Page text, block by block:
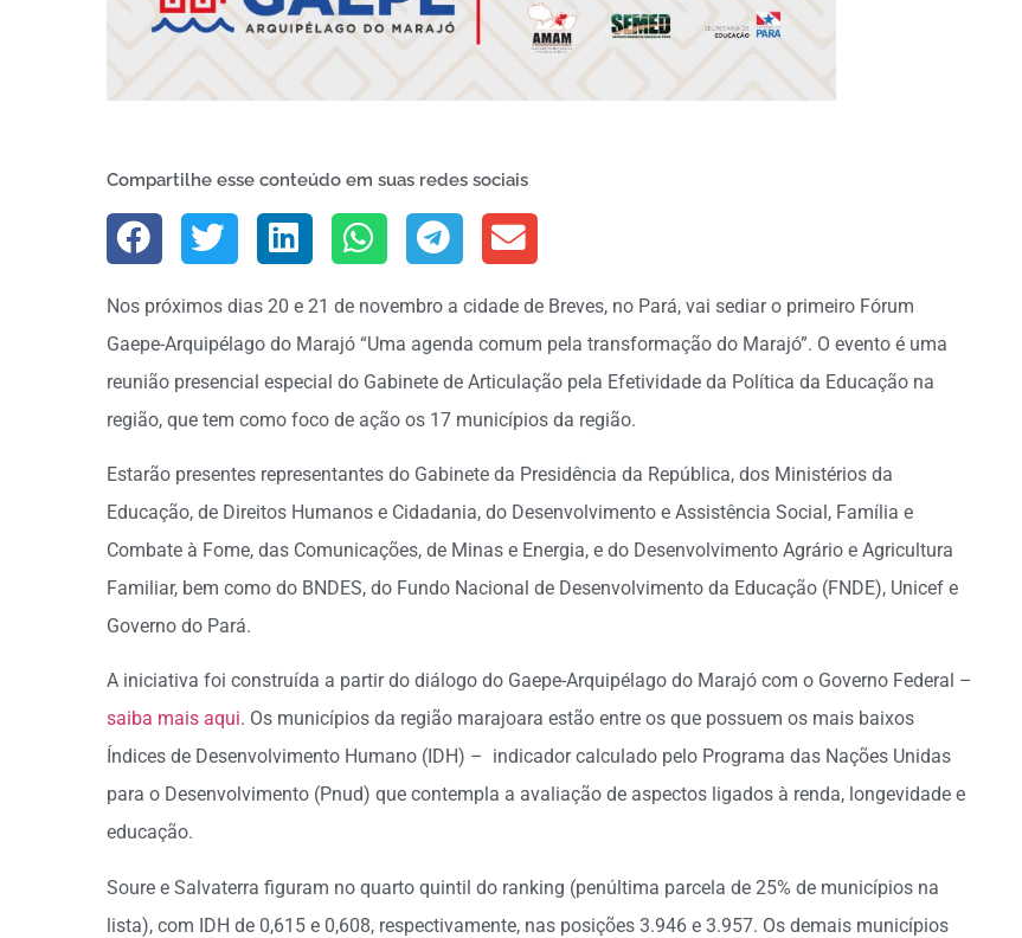
Compartilhe esse conteúdo em suas redes sociais
Nos próximos dias 20 e 21 de novembro a cidade de Breves, no Pará, vai sediar o primeiro Fórum
Gaepe-Arquipélago do Marajó “Uma agenda comum pela transformação do Marajó”. O evento é uma
reunião presencial especial do Gabinete de Articulação pela Efetividade da Política da Educação na
região, que tem como foco de ação os 17 municípios da região.
Estarão presentes representantes do Gabinete da Presidência da República, dos Ministérios da
Educação, de Direitos Humanos e Cidadania, do Desenvolvimento e Assistência Social, Família e
Combate à Fome, das Comunicações, de Minas e Energia, e do Desenvolvimento Agrário e Agricultura
Familiar, bem como do BNDES, do Fundo Nacional de Desenvolvimento da Educação (FNDE), Unicef e
Governo do Pará.
A iniciativa foi construída a partir do diálogo do Gaepe-Arquipélago do Marajó com o Governo Federal –
saiba mais aqui. Os municípios da região marajoara estão entre os que possuem os mais baixos
Índices de Desenvolvimento Humano (IDH) – indicador calculado pelo Programa das Nações Unidas
para o Desenvolvimento (Pnud) que contempla a avaliação de aspectos ligados à renda, longevidade e
educação.
Soure e Salvaterra figuram no quarto quintil do ranking (penúltima parcela de 25% de municípios na
lista), com IDH de 0,615 e 0,608, respectivamente, nas posições 3.946 e 3.957. Os demais municípios